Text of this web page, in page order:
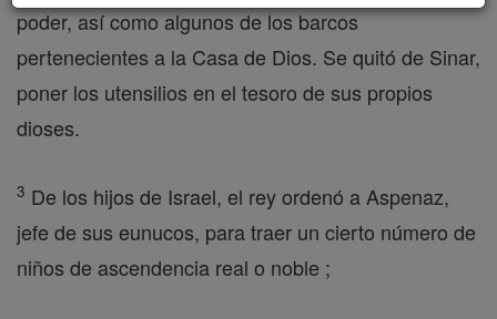
poder, así como algunos de los barcos
pertenecientes a la Casa de Dios. Se quitó de Sinar,
poner los utensilios en el tesoro de sus propios
dioses.
3 De los hijos de Israel, el rey ordenó a Aspenaz,
jefe de sus eunucos, para traer un cierto número de
niños de ascendencia real o noble ;